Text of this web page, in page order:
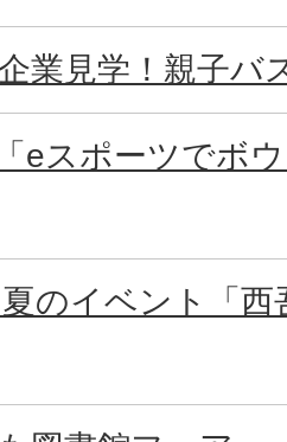
業見学！親子バ
eスポーツでボ
のイベント「西